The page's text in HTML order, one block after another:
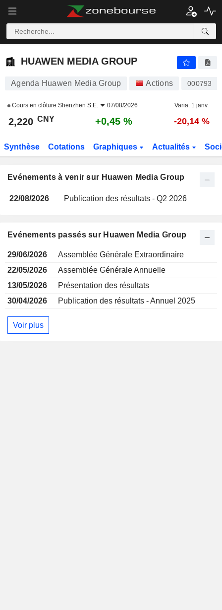
HUAWEN MEDIA GROUP
HUAWEN MEDIA GROUP
Agenda Huawen Media Group Actions 000793
Cours en clôture Shenzhen S.E. 07/08/2026 Varia. 1 janv.
2,220 CNY +0,45 % -20,14 %
Synthèse Cotations Graphiques Actualités
Evénements à venir sur Huawen Media Group
22/08/2026 Publication des résultats - Q2 2026
Evénements passés sur Huawen Media Group
29/06/2026
Assemblée Générale Extraordinaire
22/05/2026
Assemblée Générale Annuelle
13/05/2026
Présentation des résultats
30/04/2026
Publication des résultats - Annuel 2025
Voir plus